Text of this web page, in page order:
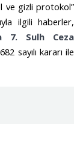
ve gizli protokol”
ilgili haberler,
7. Sulh Ceza
sayılı kararı ile